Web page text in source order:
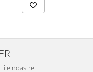
noastre